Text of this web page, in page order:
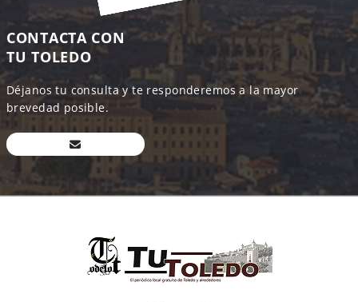
CONTACTA CON
TU TOLEDO
Déjanos tu consulta y te responderemos a la mayor
brevedad posible.